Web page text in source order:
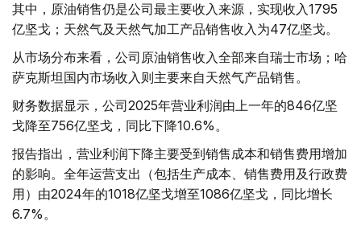
其中，原油销售仍是公司最主要收入来源，实现收入1795
亿坚戈；天然气及天然气加工产品销售收入为47亿坚戈。
从市场分布来看，公司原油销售收入全部来自瑞士市场；哈
萨克斯坦国内市场收入则主要来自天然气产品销售。
财务数据显示，公司2025年营业利润由上一年的846亿坚
戈降至756亿坚戈，同比下降10.6%。
报告指出，营业利润下降主要受到销售成本和销售费用增加
的影响。全年运营支出（包括生产成本、销售费用及行政费
用）由2024年的1018亿坚戈增至1086亿坚戈，同比增长
6.7%。